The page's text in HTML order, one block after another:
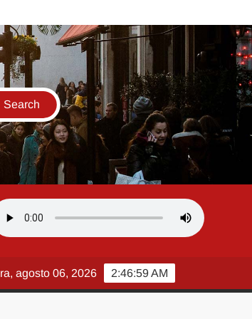
da Ala de Passistas do Império Serrano e
2:47:00 AM
agosto 06, 2026